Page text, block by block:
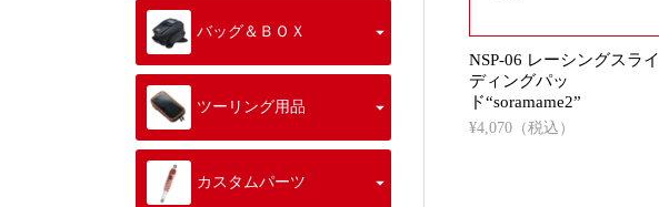
NSP-06 レーシングスライ
ディングパッ
ド“soramame2”
¥4,070（税込）
バッグ＆ＢＯＸ
ツーリング用品
カスタムパーツ